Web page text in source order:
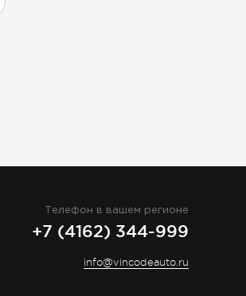
Телефон в вашем регионе
+7 (4162) 344-999
info@vincodeauto.ru